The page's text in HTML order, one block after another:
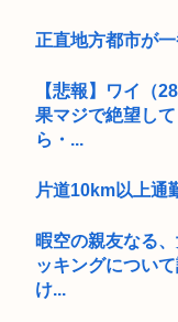
正直地方都市が
【悲報】ワイ（
果マジで絶望し
ら・...
片道10km以上通
暇空の親友なる
ッキングについ
け...